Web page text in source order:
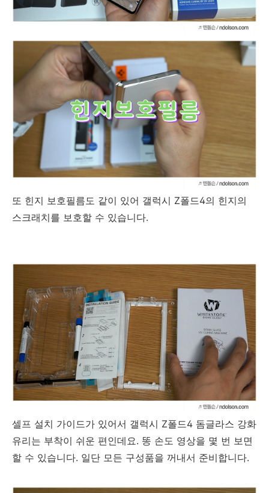
또 힌지 보호필름도 같이 있어 갤럭시 Z폴드4의 힌지의
스크래치를 보호할 수 있습니다.
셀프 설치 가이드가 있어서 갤럭시 Z폴드4 돔글라스 강화
유리는 부착이 쉬운 편인데요. 똥 손도 영상을 몇 번 보면
할 수 있습니다. 일단 모든 구성품을 꺼내서 준비합니다.